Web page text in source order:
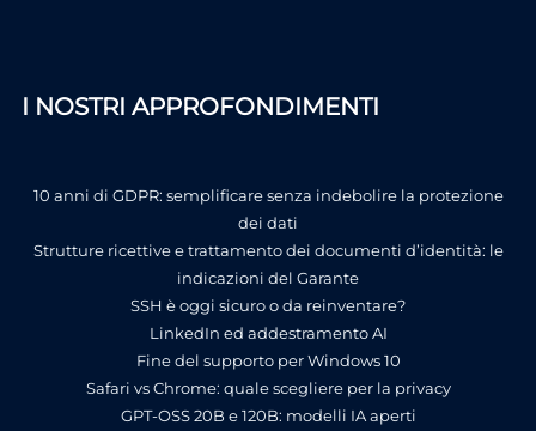
I NOSTRI APPROFONDIMENTI
10 anni di GDPR: semplificare senza indebolire la protezione
dei dati
Strutture ricettive e trattamento dei documenti d’identità: le
indicazioni del Garante
SSH è oggi sicuro o da reinventare?
LinkedIn ed addestramento AI
Fine del supporto per Windows 10
Safari vs Chrome: quale scegliere per la privacy
GPT-OSS 20B e 120B: modelli IA aperti